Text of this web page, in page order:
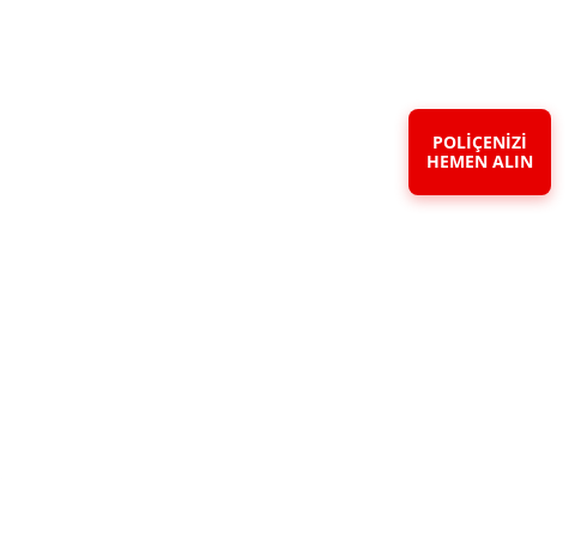
POLİÇENİZİ
HEMEN ALIN